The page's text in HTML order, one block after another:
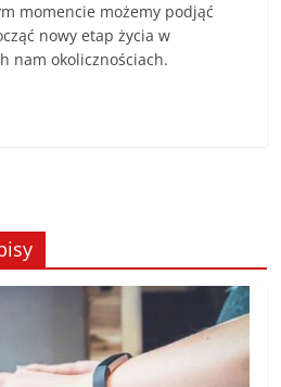
momencie możemy podjąć
nowy etap życia w
nam okolicznościach.